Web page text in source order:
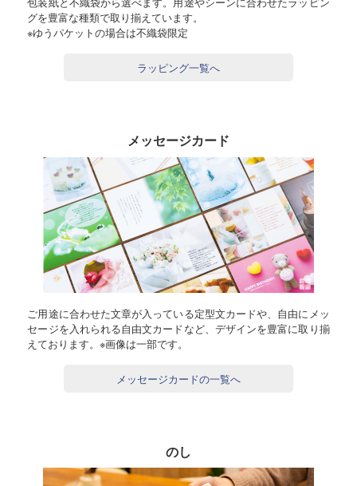
グを豊富な種類で取り揃えています。
※ゆうパケットの場合は不織袋限定
ラッピング一覧へ
メッセージカード
ご用途に合わせた文章が入っている定型文カードや、自由にメッ
セージを入れられる自由文カードなど、デザインを豊富に取り揃
えております。※画像は一部です。
メッセージカードの一覧へ
のし